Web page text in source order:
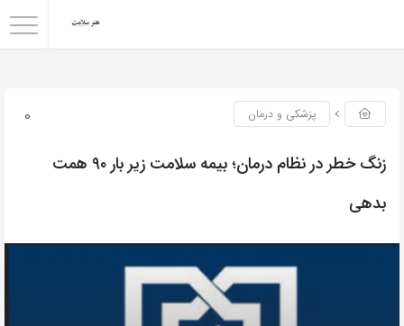
0 پزشکی و درمان
زنگ خطر در نظام درمان؛ بیمه سلامت زیر بار ۹۰ همت
بدهی